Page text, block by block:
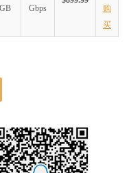
GB
Gbps
购
买